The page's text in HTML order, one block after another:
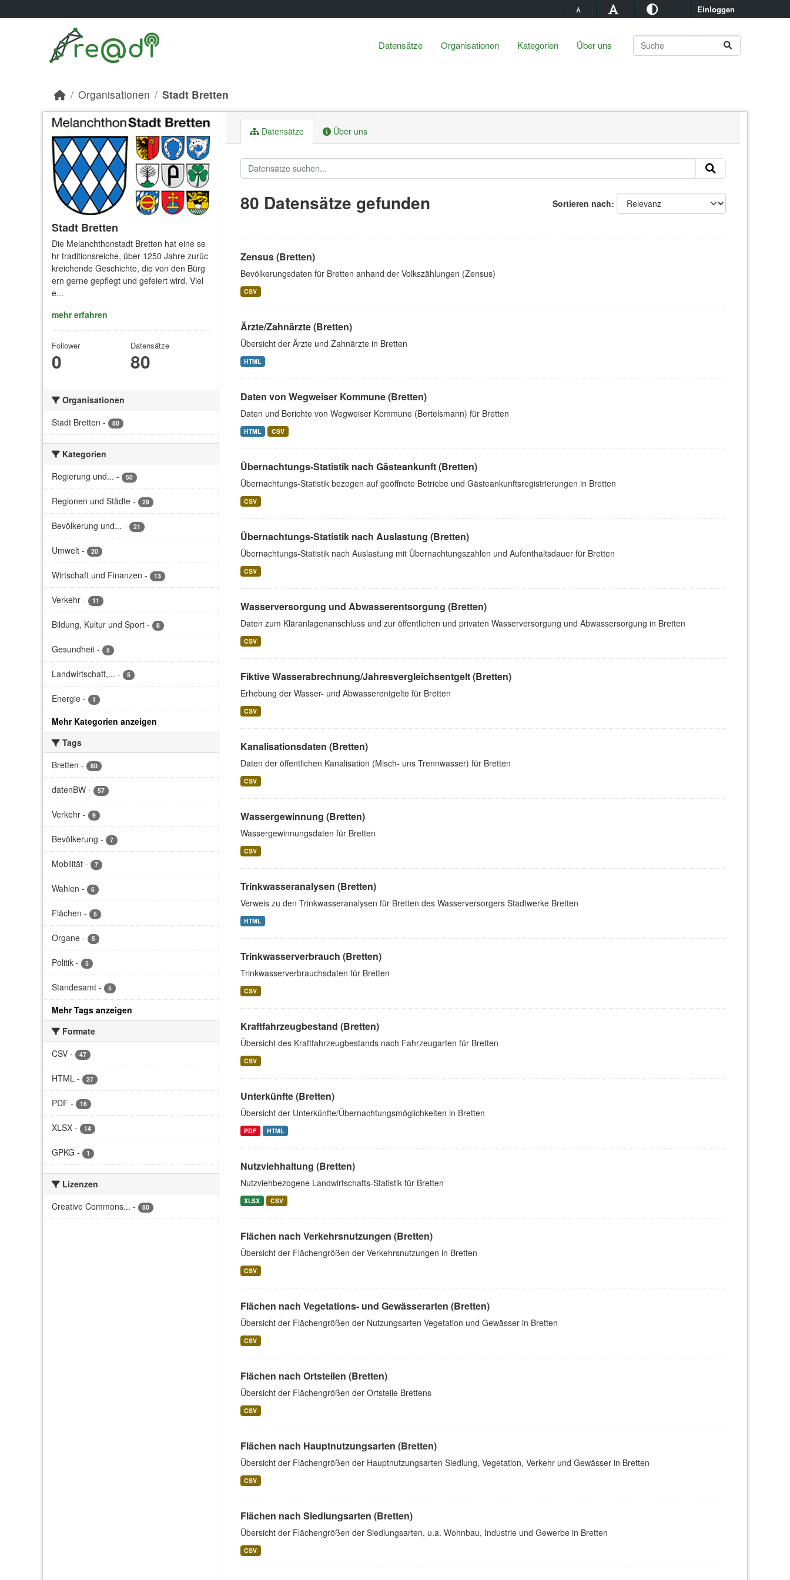
Einloggen
Datensätze Organisationen Kategorien Über uns
Organisationen Stadt Bretten
Stadt Bretten
Die Melanchthonstadt Bretten hat eine se
hr traditionsreiche, über 1250 Jahre zurüc
kreichende Geschichte, die von den Bürg
ern gerne gepflegt und gefeiert wird. Viel
e...
mehr erfahren
Follower
0
Datensätze
80
Organisationen
Stadt Bretten - 80
Kategorien
Regierung und... - 50
Regionen und Städte - 29
Bevölkerung und... - 21
Umwelt - 20
Wirtschaft und Finanzen - 13
Verkehr - 11
Bildung, Kultur und Sport - 8
Gesundheit - 5
Landwirtschaft,... - 5
Energie - 1
Mehr Kategorien anzeigen
Tags
Bretten - 80
datenBW - 57
Verkehr - 9
Bevölkerung - 7
Mobilität - 7
Wahlen - 6
Flächen - 5
Organe - 5
Politik - 5
Standesamt - 5
Mehr Tags anzeigen
Formate
CSV - 47
HTML - 27
PDF - 16
XLSX - 14
GPKG - 1
Lizenzen
Creative Commons... - 80
Datensätze Über uns
Sortieren nach
80 Datensätze gefunden
Zensus (Bretten)
Bevölkerungsdaten für Bretten anhand der Volkszählungen (Zensus)
CSV
Ärzte/Zahnärzte (Bretten)
Übersicht der Ärzte und Zahnärzte in Bretten
HTML
Daten von Wegweiser Kommune (Bretten)
Daten und Berichte von Wegweiser Kommune (Bertelsmann) für Bretten
HTML CSV
Übernachtungs-Statistik nach Gästeankunft (Bretten)
Übernachtungs-Statistik bezogen auf geöffnete Betriebe und Gästeankunftsregistrierungen in Bretten
CSV
Übernachtungs-Statistik nach Auslastung (Bretten)
Übernachtungs-Statistik nach Auslastung mit Übernachtungszahlen und Aufenthaltsdauer für Bretten
CSV
Wasserversorgung und Abwasserentsorgung (Bretten)
Daten zum Kläranlagenanschluss und zur öffentlichen und privaten Wasserversorgung und Abwassersorgung in Bretten
CSV
Fiktive Wasserabrechnung/Jahresvergleichsentgelt (Bretten)
Erhebung der Wasser- und Abwasserentgelte für Bretten
CSV
Kanalisationsdaten (Bretten)
Daten der öffentlichen Kanalisation (Misch- uns Trennwasser) für Bretten
CSV
Wassergewinnung (Bretten)
Wassergewinnungsdaten für Bretten
CSV
Trinkwasseranalysen (Bretten)
Verweis zu den Trinkwasseranalysen für Bretten des Wasserversorgers Stadtwerke Bretten
HTML
Trinkwasserverbrauch (Bretten)
Trinkwasserverbrauchsdaten für Bretten
CSV
Kraftfahrzeugbestand (Bretten)
Übersicht des Kraftfahrzeugbestands nach Fahrzeugarten für Bretten
CSV
Unterkünfte (Bretten)
Übersicht der Unterkünfte/Übernachtungsmöglichkeiten in Bretten
PDF HTML
Nutzviehhaltung (Bretten)
Nutzviehbezogene Landwirtschafts-Statistik für Bretten
XLSX CSV
Flächen nach Verkehrsnutzungen (Bretten)
Übersicht der Flächengrößen der Verkehrsnutzungen in Bretten
CSV
Flächen nach Vegetations- und Gewässerarten (Bretten)
Übersicht der Flächengrößen der Nutzungsarten Vegetation und Gewässer in Bretten
CSV
Flächen nach Ortsteilen (Bretten)
Übersicht der Flächengrößen der Ortsteile Brettens
CSV
Flächen nach Hauptnutzungsarten (Bretten)
Übersicht der Flächengrößen der Hauptnutzungsarten Siedlung, Vegetation, Verkehr und Gewässer in Bretten
CSV
Flächen nach Siedlungsarten (Bretten)
Übersicht der Flächengrößen der Siedlungsarten, u.a. Wohnbau, Industrie und Gewerbe in Bretten
CSV